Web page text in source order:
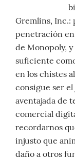
Gremlins, Inc.:
penetración
de Monopoly,
suficiente
en los chistes
consigue ser
aventajada de
comercial
recordarnos
injusto que
daño a otros